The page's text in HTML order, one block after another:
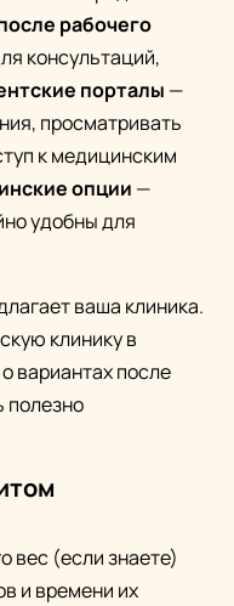
рабочего
консультаций,
порталы —
просматривать
к медицинским
опции —
удобны для
ваша клиника.
клинику в
вариантах после
полезно
вес (если знаете)
и времени их